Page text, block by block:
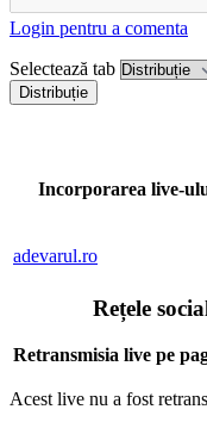
Login pentru a comenta
Selectează tab
Distribuție
Incorporarea live-
adevarul.ro
Rețele
Retransmisia live pe
Acest live nu a fost